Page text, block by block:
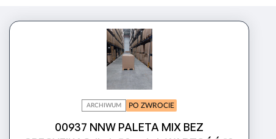
ARCHIWUM PO ZWROCIE
00937 NNW PALETA MIX BEZ